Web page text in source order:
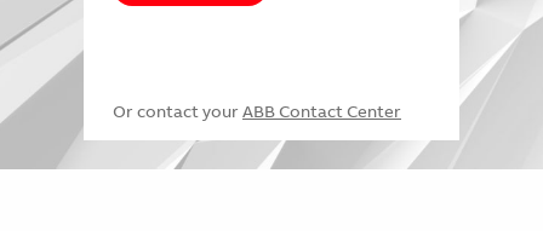
Or contact your ABB Contact Center